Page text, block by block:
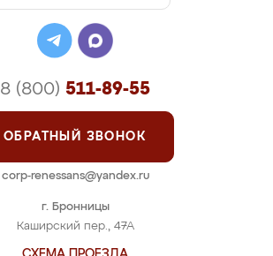
г. Бронницы
Каширский пер., 47А
8 (800) 511-89-55
ОБРАТНЫЙ ЗВОНОК
corp-renessans@yandex.ru